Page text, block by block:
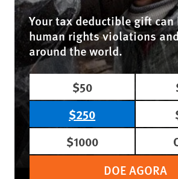
Your tax deductible gift
human rights violations
around the world.
$50
$250
$1000
DOE AGORA